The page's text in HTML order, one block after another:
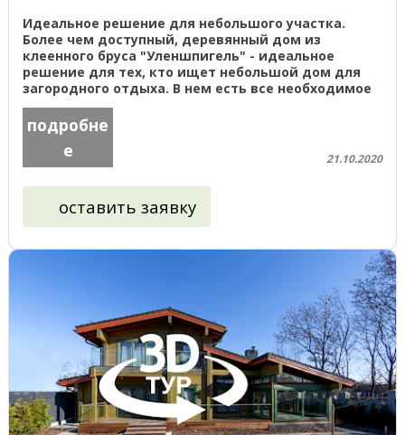
Идеальное решение для небольшого участка.
Более чем доступный, деревянный дом из
клеенного бруса "Уленшпигель" - идеальное
решение для тех, кто ищет небольшой дом для
загородного отдыха. В нем есть все необходимое
как для временного, так и ...
подробне
е
21.10.2020
оставить заявку